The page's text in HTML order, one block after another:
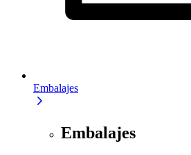
Embalajes
Embalajes